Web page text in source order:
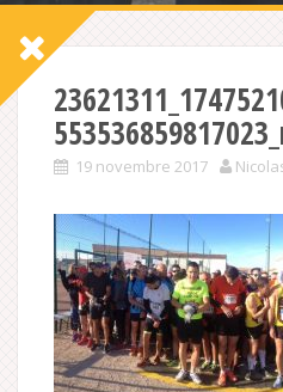
19 novembre 2017